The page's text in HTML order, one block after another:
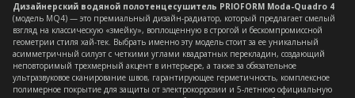
Дизайнерский водяной полотенцесушитель PRIOFORM Moda-Quadro 4
(модель MQ4) — это премиальный дизайн-радиатор, который предлагает смелый
взгляд на классическую «змейку», воплощенную в строгой и бескомпромиссной
геометрии стиля хай-тек. Выбрать именно эту модель стоит за ее уникальный
асимметричный силуэт с четкими углами квадратных перекладин, создающий
неповторимый трехмерный акцент в интерьере, а также за обязательное
ультразвуковое сканирование швов, гарантирующее герметичность, комплексное
полимерное покрытие для защиты от электрокоррозии и 5-летнюю официальную